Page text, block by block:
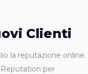
Clienti
la reputazione online.
per